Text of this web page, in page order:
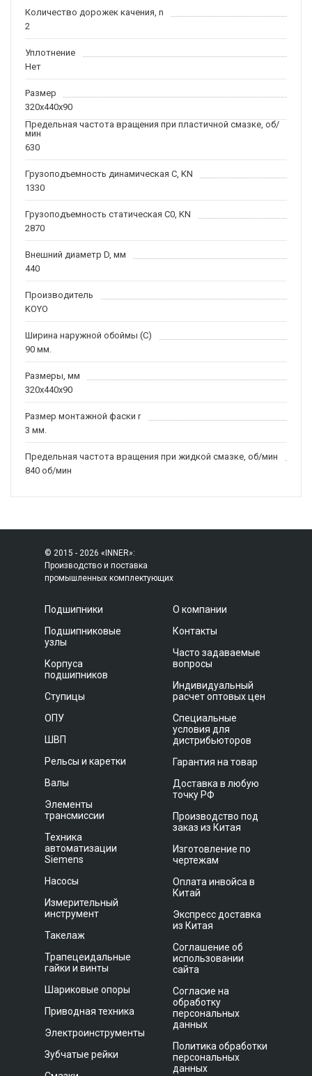
Количество дорожек качения, n
2
Уплотнение
Нет
Размер
320x440x90
Предельная частота вращения при пластичной смазке, об/
мин
630
Грузоподъемность динамическая C, KN
1330
Грузоподъемность статическая C0, KN
2870
Внешний диаметр D, мм
440
Производитель
KOYO
Ширина наружной обоймы (C)
90 мм.
Размеры, мм
320x440x90
Размер монтажной фаски r
3 мм.
Предельная частота вращения при жидкой смазке, об/мин
840 об/мин
© 2015 - 2026 «INNER»:
Производство и поставка
промышленных комплектующих
Подшипники
Подшипниковые
узлы
Корпуса
подшипников
Ступицы
ОПУ
ШВП
Рельсы и каретки
Валы
Элементы
трансмиссии
Техника
автоматизации
Siemens
Насосы
Измерительный
инструмент
Такелаж
Трапецеидальные
гайки и винты
Шариковые опоры
Приводная техника
Электроинструменты
Зубчатые рейки
О компании
Контакты
Часто задаваемые
вопросы
Индивидуальный
расчет оптовых цен
Специальные
условия для
дистрибьюторов
Гарантия на товар
Доставка в любую
точку РФ
Производство под
заказ из Китая
Изготовление по
чертежам
Оплата инвойса в
Китай
Экспресс доставка
из Китая
Соглашение об
использовании
сайта
Согласие на
обработку
персональных
данных
Политика обработки
персональных
данных